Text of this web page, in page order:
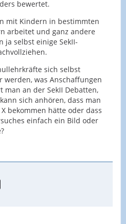
bewertet.
mit Kindern in bestimmten
arbeitet und ganz andere
ja selbst einige SekII-
sich selbst
was Anschaffungen
an der SekII Debatten,
sich anhören, dass man
bekommen hätte oder dass
einfach ein Bild oder